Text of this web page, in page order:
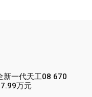
新一代天工08 670
万元